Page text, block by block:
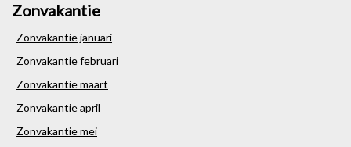
Zonvakantie
Zonvakantie januari
Zonvakantie februari
Zonvakantie maart
Zonvakantie april
Zonvakantie mei